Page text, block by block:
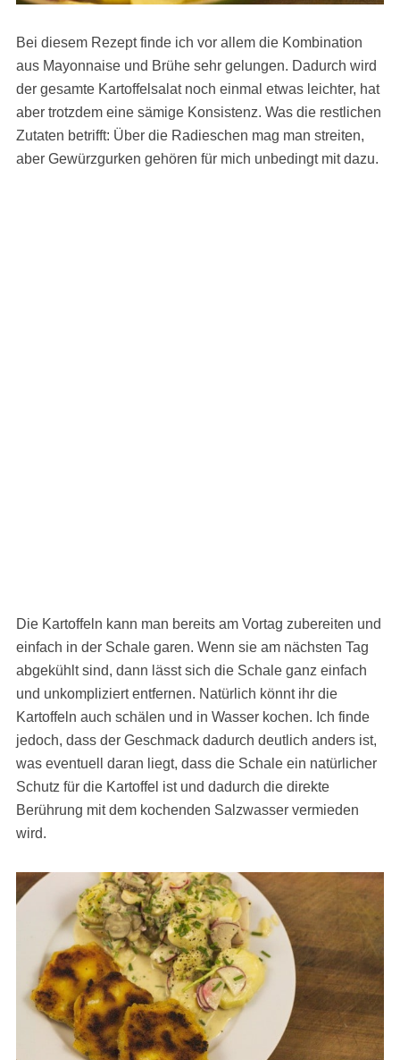
Bei diesem Rezept finde ich vor allem die Kombination
aus Mayonnaise und Brühe sehr gelungen. Dadurch wird
der gesamte Kartoffelsalat noch einmal etwas leichter, hat
aber trotzdem eine sämige Konsistenz. Was die restlichen
Zutaten betrifft: Über die Radieschen mag man streiten,
aber Gewürzgurken gehören für mich unbedingt mit dazu.
Die Kartoffeln kann man bereits am Vortag zubereiten und
einfach in der Schale garen. Wenn sie am nächsten Tag
abgekühlt sind, dann lässt sich die Schale ganz einfach
und unkompliziert entfernen. Natürlich könnt ihr die
Kartoffeln auch schälen und in Wasser kochen. Ich finde
jedoch, dass der Geschmack dadurch deutlich anders ist,
was eventuell daran liegt, dass die Schale ein natürlicher
Schutz für die Kartoffel ist und dadurch die direkte
Berührung mit dem kochenden Salzwasser vermieden
wird.